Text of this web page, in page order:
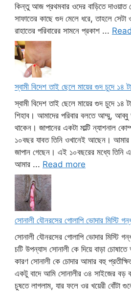
কিন্তু আজ প্রথমবার ওদের বাড়িতে দাওয়াত
সাফাতের কাছে গুদ মেলে ধরে, তাহলে সেটা
রাহাতের পরিবারের সামনে প্রকাশ ...
স্বামী বিদেশ তাই ছেলে মায়ের গুদ চুদে ১৪
স্বামী বিদেশ তাই ছেলে মায়ের গুদ চুদে
শিহাব। আমাদের পরিবার বলতে আম্মু,
থাকেন। জাপানের একটা মাল্টি ন্যাশনাল
১০বছর যাবত তিনি ওখানেই আছেন।
জাপান গেছেন। এই ১০বছরের মধ্যে তিনি
আমার ... Read more
সোনালী যৌনরসের গোলাপি ভোদার মিস্টি
সোনালী যৌনরসের গোলাপি ভোদার মিস্টি
চটি উপন্যাস সোনালী কে দিয়ে বাড়া
কারণ সোনালী কে চোদার আমার বহু
একটু বাদে আমি সোনালীর ৩৪ সাইজের বড়
চুষতে লাগলাম, যার ফলে ওর খয়েরী বোঁটা